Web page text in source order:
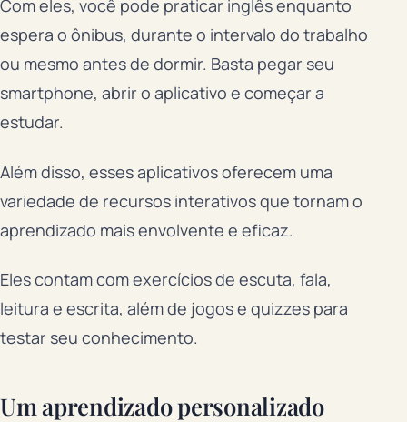
Com eles, você pode praticar inglês enquanto
espera o ônibus, durante o intervalo do trabalho
ou mesmo antes de dormir. Basta pegar seu
smartphone, abrir o aplicativo e começar a
estudar.
Além disso, esses aplicativos oferecem uma
variedade de recursos interativos que tornam o
aprendizado mais envolvente e eficaz.
Eles contam com exercícios de escuta, fala,
leitura e escrita, além de jogos e quizzes para
testar seu conhecimento.
Um aprendizado personalizado